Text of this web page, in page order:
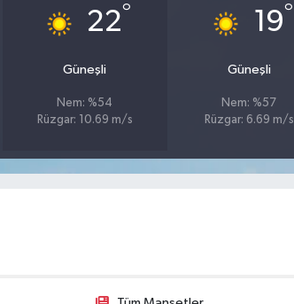
22°
Güneşli
Nem: %54
Rüzgar: 10.69 m/s
19°
Güneşli
Nem: %57
Rüzgar: 6.69 m/s